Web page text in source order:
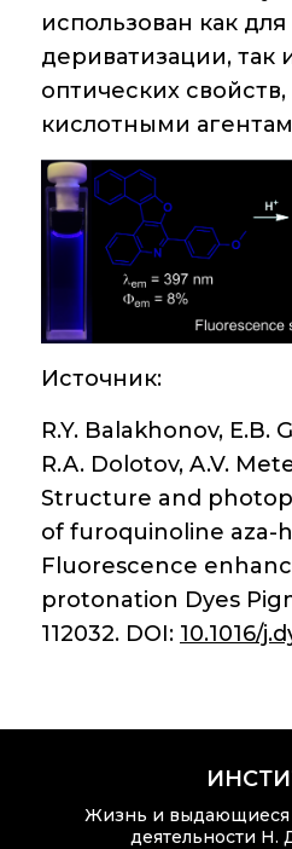
Крупный научный
проект
по приоритетным
направлениям НТР
РФ
Аспирантура
диссертаций
Набор студентов
о типовых
нарушениях
Новости института
Конференции
Институт в СМИ
использован как
дериватизации, так
оптических
кислотными
Источник:
R.Y. Balakhonov, E.B.
R.A. Dolotov, A.V.
Structure and
of furoquinoline aza-
Fluorescence
protonation Dyes
112032. DOI: 10.1016/
Жизнь и выдающиеся
деятельности Н.